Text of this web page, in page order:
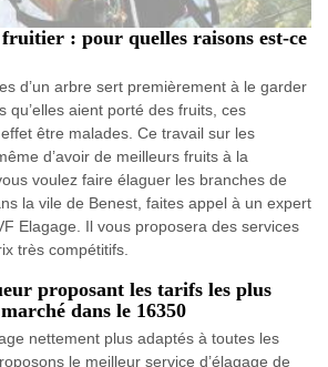
: pour quelles raisons est-ce
d’un arbre sert premièrement à le garder
qu’elles aient porté des fruits, ces
être malades. Ce travail sur les
d’avoir de meilleurs fruits à la
voulez faire élaguer les branches de
la vile de Benest, faites appel à un expert
Elagage. Il vous proposera des services
très compétitifs.
proposant les tarifs les plus
dans le 16350
nettement plus adaptés à toutes les
le meilleur service d’élagage de